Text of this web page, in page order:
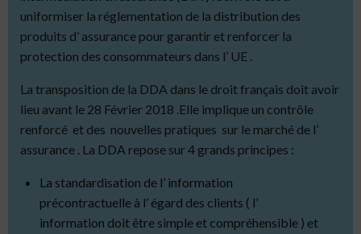
uniformiser la réglementation de la distribution des
produits d’ assurance pour garantir et renforcer la
protection des consommateurs dans l’ UE .
La transposition de la DDA dans le droit français doit avoir
lieu avant le 28 Février 2018 .Elle implique un contrôle
renforcé et des nouvelles pratiques sur le marché de l’
assurance . La DDA repose sur 4 grands principes :
La standardisation de l’ information
précontractuelle à l’ égard des clients ( l’
information doit être simple et compréhensible ) et